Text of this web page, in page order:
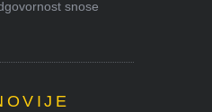
snose